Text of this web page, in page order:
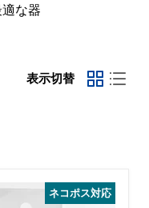
な器
表示切替
ネコポス対応